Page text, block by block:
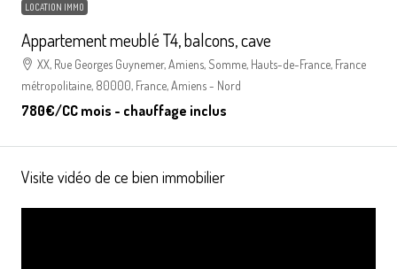
LOCATION IMMO
Appartement meublé T4, balcons, cave
XX, Rue Georges Guynemer, Amiens, Somme, Hauts-de-France, France
métropolitaine, 80000, France, Amiens - Nord
780€/CC mois - chauffage inclus
Visite vidéo de ce bien immobilier